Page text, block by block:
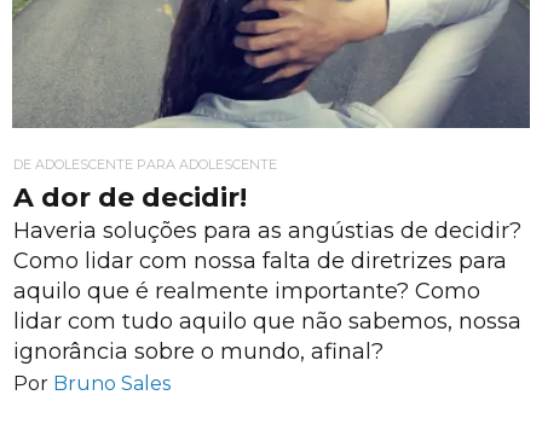
DE ADOLESCENTE PARA ADOLESCENTE
A dor de decidir!
Haveria soluções para as angústias de decidir?
Como lidar com nossa falta de diretrizes para
aquilo que é realmente importante? Como
lidar com tudo aquilo que não sabemos, nossa
ignorância sobre o mundo, afinal?
Por Bruno Sales